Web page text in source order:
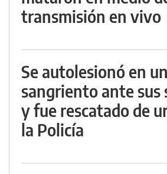
transmisión en vivo
Se autolesionó en
sangriento ante sus
y fue rescatado de
la Policía